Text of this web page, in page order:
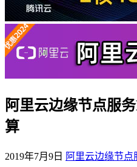
阿里云边缘节点服
算
2019年7月9日 阿里云边缘节点